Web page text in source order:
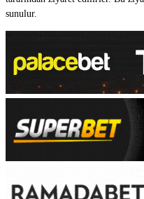
sunulur.